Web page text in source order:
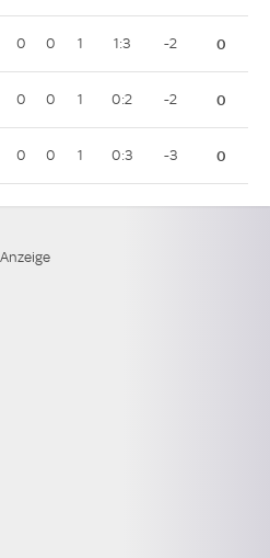
0 0 1 1:3 -2 0
0 0 1 0:2 -2 0
0 0 1 0:3 -3 0